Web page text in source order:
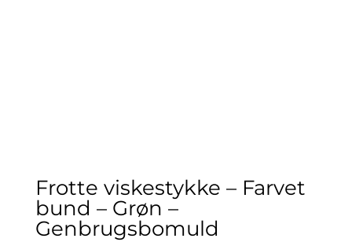
Frotte viskestykke – Farvet
bund – Grøn –
Genbrugsbomuld